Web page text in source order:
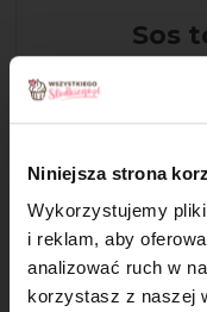
Niniejsza strona
Wykorzystujemy
i reklam, aby
analizować ruch w
korzystasz z naszej
Sos
Gęsty sos
kajmaku
deserów.